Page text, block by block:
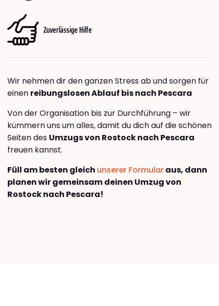
Zuverlässige Hilfe
Wir nehmen dir den ganzen Stress ab und sorgen für
einen reibungslosen Ablauf bis nach Pescara
Von der Organisation bis zur Durchführung – wir
kümmern uns um alles, damit du dich auf die schönen
Seiten des Umzugs von Rostock nach Pescara
freuen kannst.
Füll am besten gleich unserer Formularaus, dann
planen wir gemeinsam deinen Umzug von
Rostock nach Pescara!